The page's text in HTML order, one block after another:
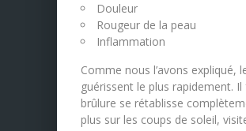
Douleur
Rougeur de la peau
Inflammation
Comme nous l’avons expliqué,
guérissent le plus rapidement.
brûlure se rétablisse
plus sur les coups de soleil,